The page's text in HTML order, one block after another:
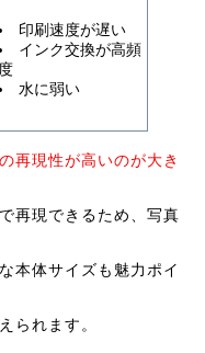
印刷速度が遅い
インク交換が高頻
度
水に弱い
再現性が高いのが大き
再現できるため、写真
本体サイズも魅力ポイ
られます。